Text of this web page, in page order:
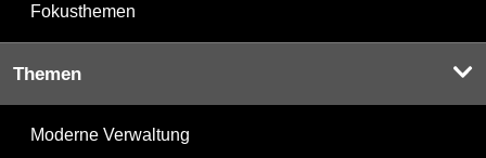
Fokusthemen
Themen
Moderne Verwaltung